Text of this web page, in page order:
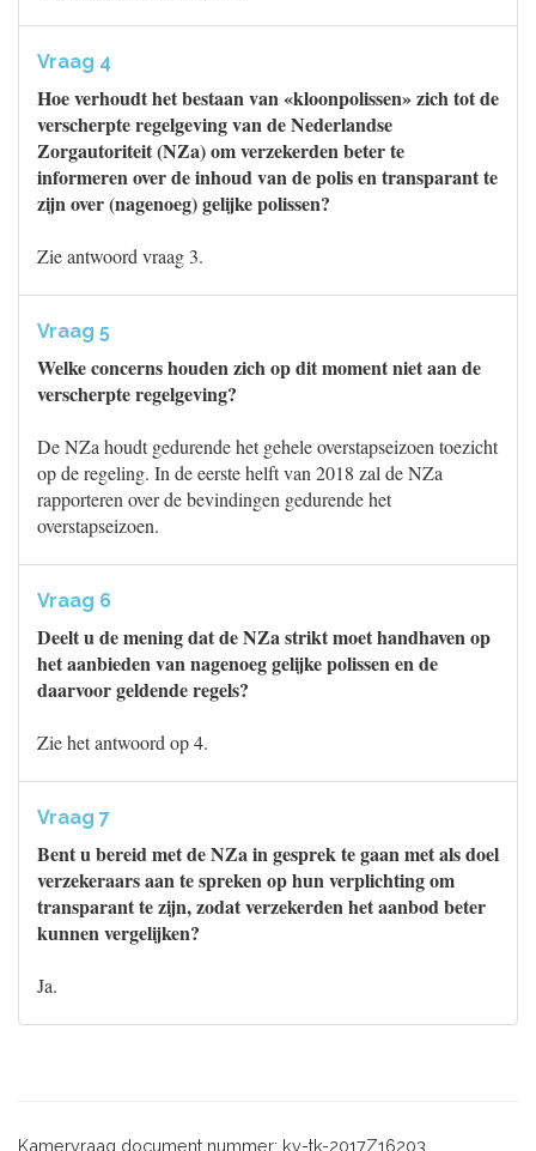
Vraag 4
Hoe verhoudt het bestaan van «kloonpolissen» zich tot de
verscherpte regelgeving van de Nederlandse
Zorgautoriteit (NZa) om verzekerden beter te
informeren over de inhoud van de polis en transparant te
zijn over (nagenoeg) gelijke polissen?
Zie antwoord vraag 3.
Vraag 5
Welke concerns houden zich op dit moment niet aan de
verscherpte regelgeving?
De NZa houdt gedurende het gehele overstapseizoen toezicht
op de regeling. In de eerste helft van 2018 zal de NZa
rapporteren over de bevindingen gedurende het
overstapseizoen.
Vraag 6
Deelt u de mening dat de NZa strikt moet handhaven op
het aanbieden van nagenoeg gelijke polissen en de
daarvoor geldende regels?
Zie het antwoord op 4.
Vraag 7
Bent u bereid met de NZa in gesprek te gaan met als doel
verzekeraars aan te spreken op hun verplichting om
transparant te zijn, zodat verzekerden het aanbod beter
kunnen vergelijken?
Ja.
Kamervraag document nummer: kv-tk-2017Z16203